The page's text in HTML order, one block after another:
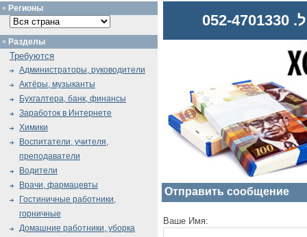
Отправить сообщение
Ваше Имя:
Регионы
Разделы
Требуются
Администраторы, руководители
Актёры, музыканты
Бухгалтера, банк, финансы
Заработок в Интернете
Химики
Воспитатели, учителя,
преподаватели
Водители
Врачи, фармацевты
Гостиничные работники,
горничные
Домашние работники, уборка